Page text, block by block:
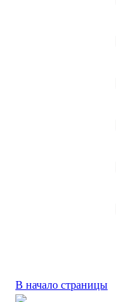
В начало страницы